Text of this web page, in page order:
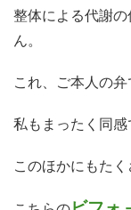
整体による代謝
ん。
これ、ご本人の弁
私もまったく同感
このほかにもたく